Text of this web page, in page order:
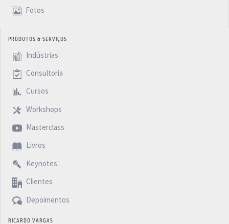
Fotos
PRODUTOS & SERVIÇOS
Indústrias
Consultoria
Cursos
Workshops
Masterclass
Livros
Keynotes
Clientes
Depoimentos
RICARDO VARGAS